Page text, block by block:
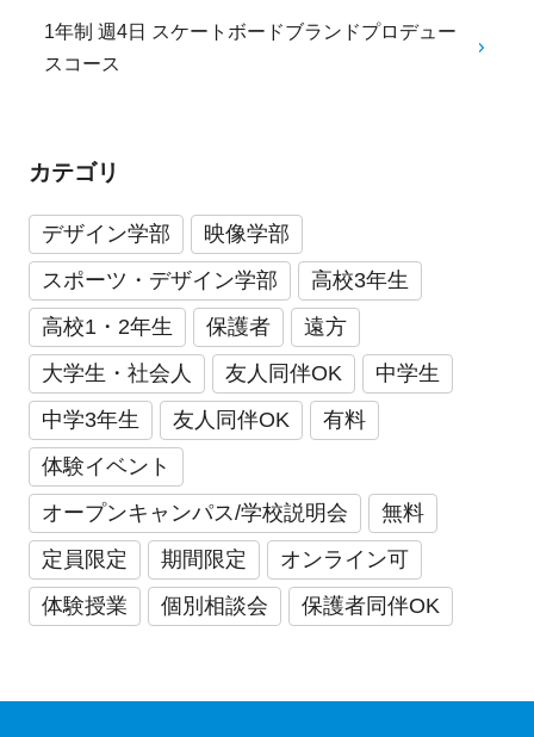
1年制 週4日 スケートボードブランドプロデュー
スコース
カテゴリ
デザイン学部
映像学部
スポーツ・デザイン学部
高校3年生
高校1・2年生
保護者
遠方
大学生・社会人
友人同伴OK
中学生
中学3年生
友人同伴OK
有料
体験イベント
オープンキャンパス/学校説明会
無料
定員限定
期間限定
オンライン可
体験授業
個別相談会 保護者同伴OK